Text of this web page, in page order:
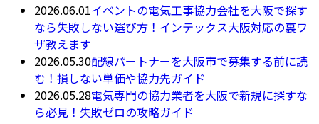
2026.06.01イベントの電気工事協力会社を大阪で探す
なら失敗しない選び方！インテックス大阪対応の裏ワ
ザ教えます
2026.05.30配線パートナーを大阪市で募集する前に読
む！損しない単価や協力先ガイド
2026.05.28電気専門の協力業者を大阪で新規に探すな
ら必見！失敗ゼロの攻略ガイド